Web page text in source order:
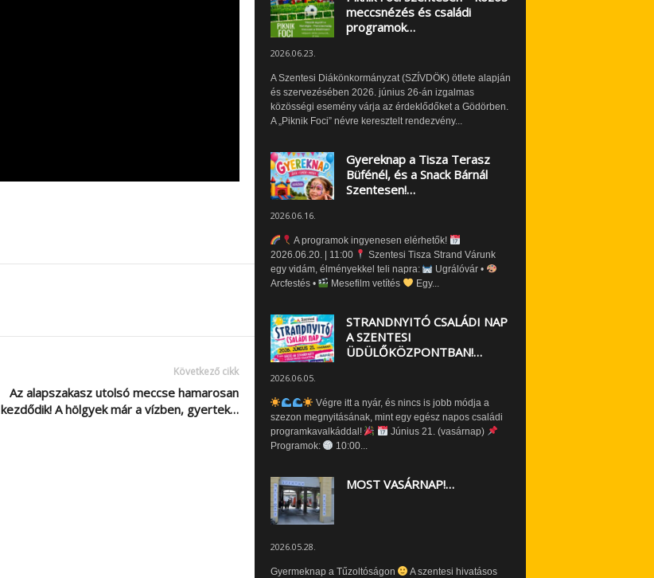
Következő cikk
Az alapszakasz utolsó meccse hamarosan
kezdődik! A hölgyek már a vízben, gyertek…
meccsnézés és családi
programok…
2026.06.23.
A Szentesi Diákönkormányzat (SZÍVDÖK) ötlete alapján
és szervezésében 2026. június 26-án izgalmas
közösségi esemény várja az érdeklődőket a Gödörben.
A „Piknik Foci” névre keresztelt rendezvény...
Gyereknap a Tisza Terasz
Büfénél, és a Snack Bárnál
Szentesen!…
2026.06.16.
A programok ingyenesen elérhetők!
2026.06.20. | 11:00
Szentesi Tisza Strand Várunk
egy vidám, élményekkel teli napra:
Ugrálóvár •
Arcfestés •
Mesefilm vetítés Egy...
STRANDNYITÓ CSALÁDI NAP
A SZENTESI
ÜDÜLŐKÖZPONTBAN!…
2026.06.05.
Végre itt a nyár, és nincs is jobb módja a
szezon megnyitásának, mint egy egész napos családi
programkavalkáddal!
Június 21. (vasárnap)
Programok:
10:00...
MOST VASÁRNAP!…
2026.05.28.
Gyermeknap a Tűzoltóságon
A szentesi hivatásos